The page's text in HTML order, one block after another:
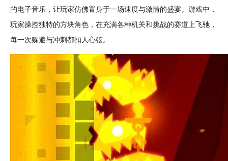
的电子音乐 ，让玩家仿佛置身于一场速度与激情的盛宴。游戏中，
玩家操控独特的方块角色 ，在充满各种机关和挑战的赛道上飞驰，
每一次躲避与冲刺都扣人心弦。